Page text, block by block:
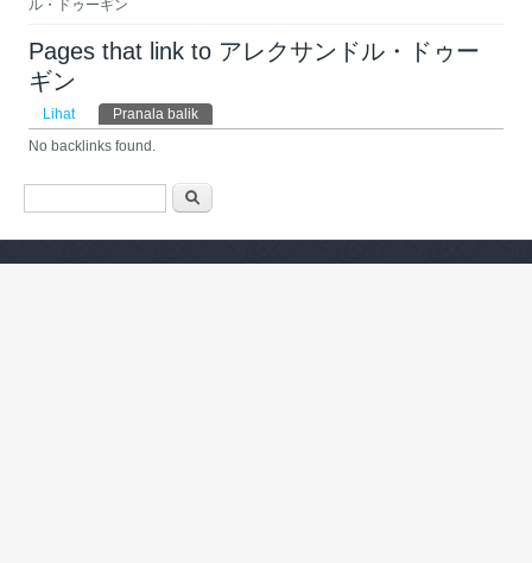
ル・ドゥーギン
Pages that link to アレクサンドル・ドゥー
ギン
Tab primer
Lihat Pranala balik
No backlinks found.
Form pencarian